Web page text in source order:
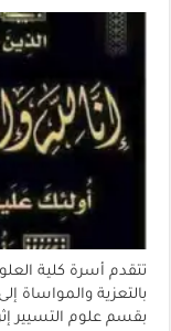
تتقدم أسرة كلية
بالتعزية والمواساة
بقسم علوم التسيير